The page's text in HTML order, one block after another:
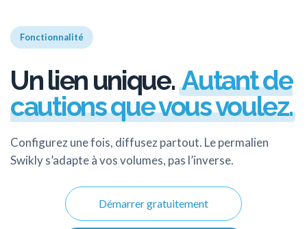
Fonctionnalité
Un lien unique.Autant de
cautions que vous voulez.
Configurez une fois, diffusez partout. Le permalien
Swikly s’adapte à vos volumes, pas l’inverse.
Démarrer gratuitement